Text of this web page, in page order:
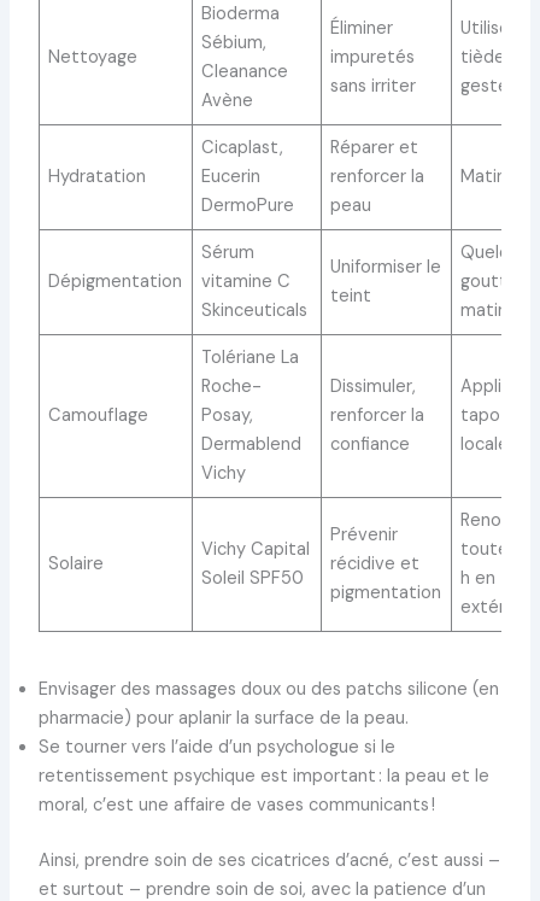
Nettoyage
Bioderma
Sébium,
Cleanance
Avène
Éliminer
impuretés
sans irriter
Utiliser
tiède,
gestes
Hydratation
Cicaplast,
Eucerin
DermoPure
Réparer et
renforcer la
peau
Matin et
Dépigmentation
Sérum
vitamine C
Skinceuticals
Uniformiser le
teint
Quelques
gouttes
matin
Camouflage
Tolériane La
Roche-
Posay,
Dermablend
Vichy
Dissimuler,
renforcer la
confiance
Solaire
Vichy Capital
Soleil SPF50
Prévenir
récidive et
pigmentation
toutes
h en
extérieur
Envisager des massages doux ou des patchs silicone (en
pharmacie) pour aplanir la surface de la peau.
Se tourner vers l’aide d’un psychologue si le
retentissement psychique est important : la peau et le
moral, c’est une affaire de vases communicants !
Ainsi, prendre soin de ses cicatrices d’acné, c’est aussi –
et surtout – prendre soin de soi, avec la patience d’un